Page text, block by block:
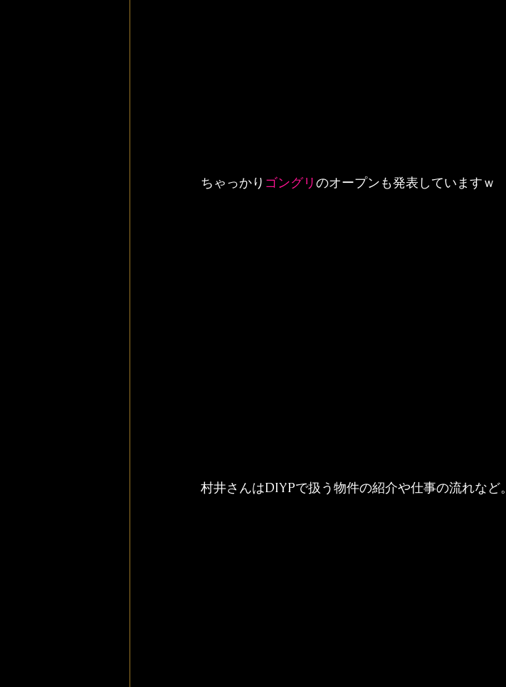
ちゃっかり ゴングリのオープンも発表していますｗ
村井さんはDIYPで扱う物件の紹介や仕事の流れなど。